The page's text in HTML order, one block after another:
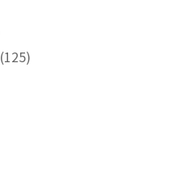
(125)